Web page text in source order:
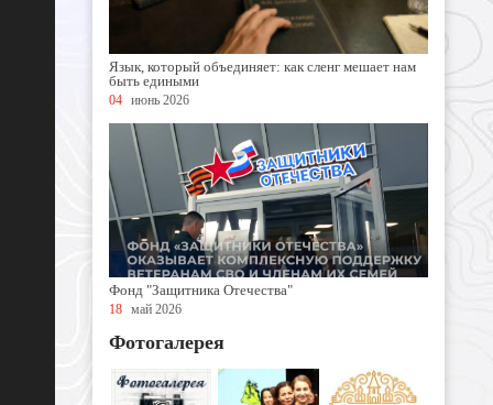
Язык, который объединяет: как сленг мешает нам
быть едиными
04 июнь 2026
Фонд "Защитника Отечества"
18 май 2026
Фотогалерея